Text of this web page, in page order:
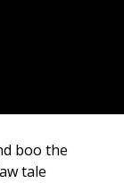
boo the
tale